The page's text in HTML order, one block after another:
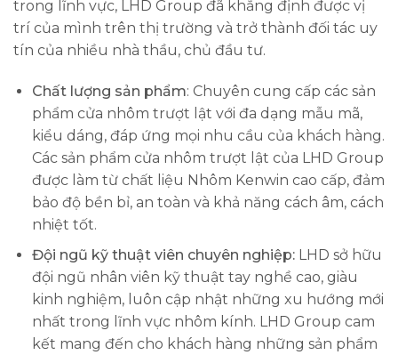
trong lĩnh vực, LHD Group đã khẳng định được vị
trí của mình trên thị trường và trở thành đối tác uy
tín của nhiều nhà thầu, chủ đầu tư.
Chất lượng sản phẩm: Chuyên cung cấp các sản
phẩm cửa nhôm trượt lật với đa dạng mẫu mã,
kiểu dáng, đáp ứng mọi nhu cầu của khách hàng.
Các sản phẩm cửa nhôm trượt lật của LHD Group
được làm từ chất liệu Nhôm Kenwin cao cấp, đảm
bảo độ bền bỉ, an toàn và khả năng cách âm, cách
nhiệt tốt.
Đội ngũ kỹ thuật viên chuyên nghiệp:LHD sở hữu
đội ngũ nhân viên kỹ thuật tay nghề cao, giàu
kinh nghiệm, luôn cập nhật những xu hướng mới
nhất trong lĩnh vực nhôm kính. LHD Group cam
kết mang đến cho khách hàng những sản phẩm